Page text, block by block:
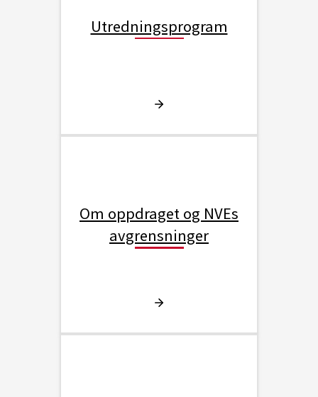
Utredningsprogram
Om oppdraget og NVEs
avgrensninger